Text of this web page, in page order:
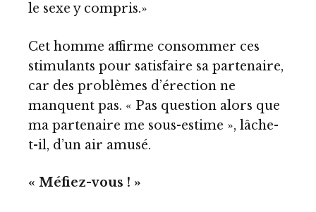
le sexe y compris.»
Cet homme affirme consommer ces
stimulants pour satisfaire sa partenaire,
car des problèmes d’érection ne
manquent pas. « Pas question alors que
ma partenaire me sous-estime », lâche-
t-il, d’un air amusé.
« Méfiez-vous ! »